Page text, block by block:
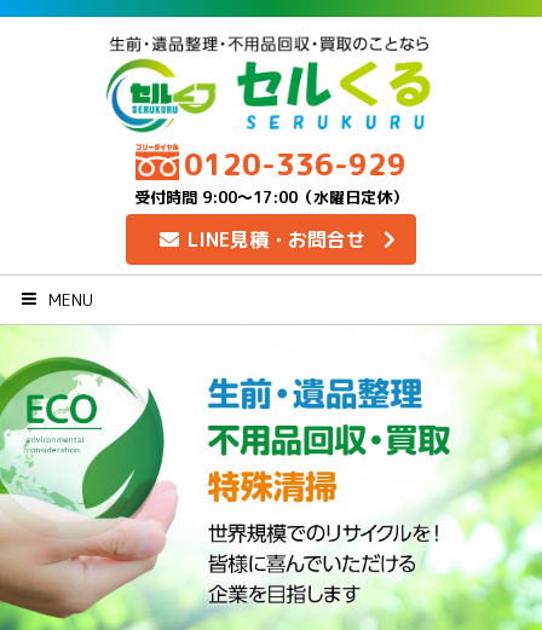
0120-336-929
受付時間 9:00～17:00（水曜日定休）
LINE見積・お問合せ
MENU